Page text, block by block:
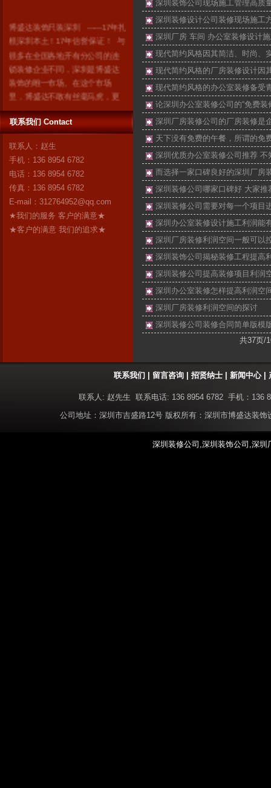
博盛达装饰只装深圳 ------17年扎
根深圳本土！17年信誉保证！ 与
很多在全国各地开有分公司的连
锁装修企业不同，深圳是博盛达
装饰的唯一市场。在这个市场
里，博盛达不敢有丝毫马虎，更
消费者。因为我们知道：失去了
深圳，就失去了博盛达的全
部！ 我们是深圳人，我们自豪！
作为深圳市装修行业领军企业的
博盛达装饰，对自己“深圳本土”这
个身份感到无比自豪。17年来，
博盛达
更多
联系我们 Contact
联系人：赵生
手机：136 8954 6782
电话：136 8954 6782
传真：136 8954 6782
E-mail： 312764952@qq.com
★我们的服务 客户的满意★
★客户的满意 我们的追求★
深圳装饰公司现场施工管理高质
深圳装修设计公司装修现场施工
深圳厂房 车间 办公室装修设计
现代简约风格因其简洁、时尚、
现代简约风格的厂房装修设计因
现代简约风格的办公室装修备受
论深圳办公室装修公司的“免费装
深圳厂房装修公司的厂房装修是
天下没有免费的午餐，所谓的免
深圳优质办公室装修公司推荐 不
而选择一家口碑良好的深圳厂房
深圳装修公司哪家口碑好 大家推
深圳装修公司需要对每一个项目
深圳办公室装修设计施工利润能
深圳厂房装修利润空间一般可以
深圳装饰公司揭秘装修工程提高
深圳装修公司提高装修项目利润
深圳办公室装修怎样提高利润空
深圳厂房装修利润空间的探讨
深圳装修公司装修合同简单版模
共37页/
联系我们 留言咨询 招贤纳士 新闻中心|
联系人: 赵先生 联系电话: 136 8954 6782 手机：136
公司地址：深圳市吉盛路12号 版权所有：深圳市博盛达装
深圳装修公司,深圳装饰公司,深